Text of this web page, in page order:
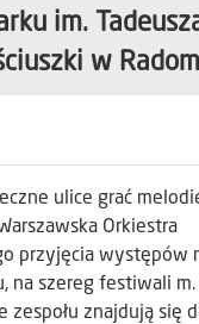
im.
w
ulice grać
Orkiestra
przyjęcia występów
na szereg festiwali m.
zespołu znajdują się